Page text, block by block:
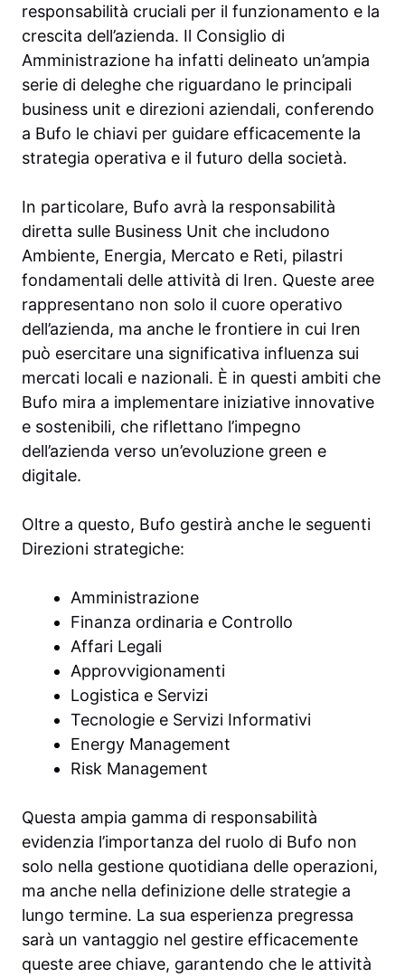
responsabilità cruciali per il funzionamento e la
crescita dell’azienda. Il Consiglio di
Amministrazione ha infatti delineato un’ampia
serie di deleghe che riguardano le principali
business unit e direzioni aziendali, conferendo
a Bufo le chiavi per guidare efficacemente la
strategia operativa e il futuro della società.
In particolare, Bufo avrà la responsabilità
diretta sulle Business Unit che includono
Ambiente, Energia, Mercato e Reti, pilastri
fondamentali delle attività di Iren. Queste aree
rappresentano non solo il cuore operativo
dell’azienda, ma anche le frontiere in cui Iren
può esercitare una significativa influenza sui
mercati locali e nazionali. È in questi ambiti che
Bufo mira a implementare iniziative innovative
e sostenibili, che riflettano l’impegno
dell’azienda verso un’evoluzione green e
digitale.
Oltre a questo, Bufo gestirà anche le seguenti
Direzioni strategiche:
Amministrazione
Finanza ordinaria e Controllo
Affari Legali
Approvvigionamenti
Logistica e Servizi
Tecnologie e Servizi Informativi
Energy Management
Risk Management
Questa ampia gamma di responsabilità
evidenzia l’importanza del ruolo di Bufo non
solo nella gestione quotidiana delle operazioni,
ma anche nella definizione delle strategie a
lungo termine. La sua esperienza pregressa
sarà un vantaggio nel gestire efficacemente
queste aree chiave, garantendo che le attività